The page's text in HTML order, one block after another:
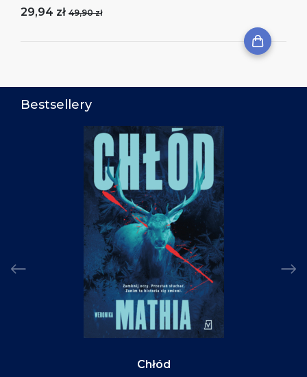
29,94 zł 49,90 zł
Bestsellery
Chłód